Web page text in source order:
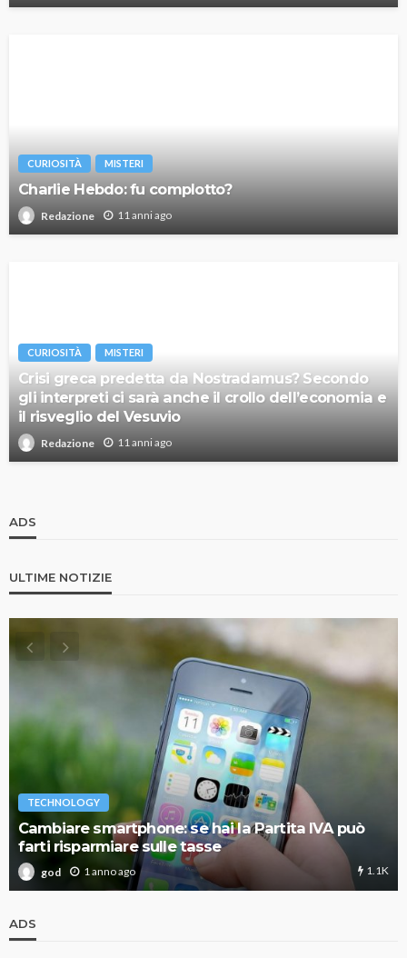
CURIOSITÀ MISTERI
Charlie Hebdo: fu complotto?
Redazione 11 anni ago
CURIOSITÀ MISTERI
Crisi greca predetta da Nostradamus? Secondo
gli interpreti ci sarà anche il crollo dell’economia e
il risveglio del Vesuvio
Redazione 11 anni ago
ADS
ULTIME NOTIZIE
TECHNOLOGY
Cambiare smartphone: se hai la Partita IVA può
farti risparmiare sulle tasse
god 1 anno ago 1.1K
ADS